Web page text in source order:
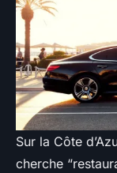
Sur la Côte
cherche